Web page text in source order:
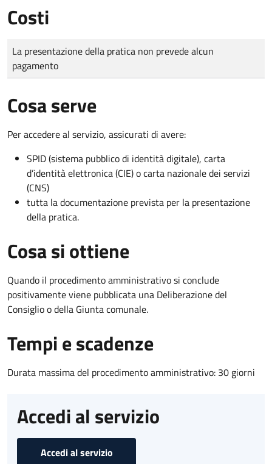
Costi
Tipo di pagamento
Importo
La presentazione della pratica non prevede alcun
pagamento
Cosa serve
Per accedere al servizio, assicurati di avere:
SPID (sistema pubblico di identità digitale), carta
d’identità elettronica (CIE) o carta nazionale dei servizi
(CNS)
tutta la documentazione prevista per la presentazione
della pratica.
Cosa si ottiene
Quando il procedimento amministrativo si conclude
positivamente viene pubblicata una Deliberazione del
Consiglio o della Giunta comunale.
Tempi e scadenze
Durata massima del procedimento amministrativo: 30 giorni
Accedi al servizio
Accedi al servizio